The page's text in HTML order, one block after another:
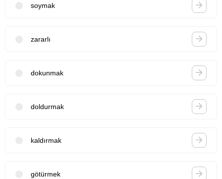
soymak
zararlı
dokunmak
doldurmak
kaldırmak
götürmek